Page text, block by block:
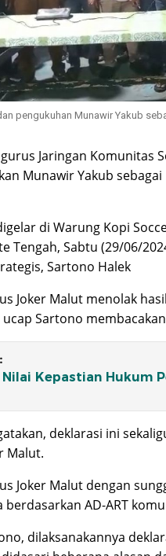
pengukuhan Munawir Yakub
Jaringan Komunitas
Munawir Yakub
di Warung Kopi
Tengah, Sabtu (29/06/
Sartono Halek
Joker Malut menolak
ucap Sartono
Kepastian Hukum
deklarasi ini
Malut.
Joker Malut dengan
AD-ART
dilaksanakannya